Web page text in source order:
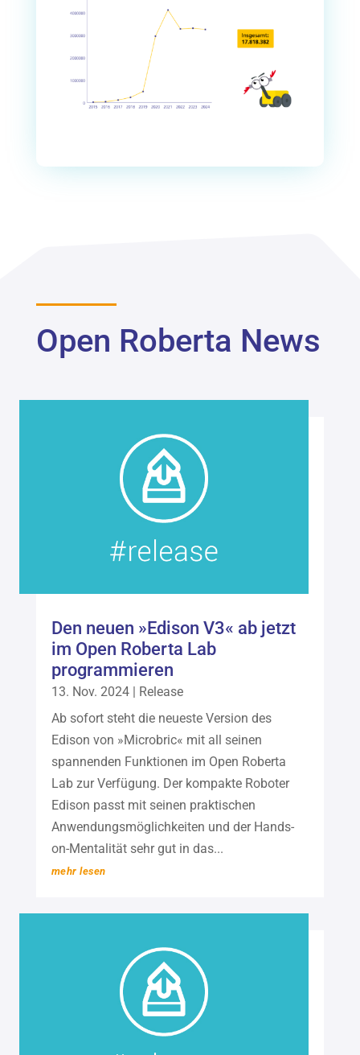
Open Roberta News
Den neuen »Edison V3« ab jetzt
im Open Roberta Lab
programmieren
13. Nov. 2024| Release
Ab sofort steht die neueste Version des
Edison von »Microbric« mit all seinen
spannenden Funktionen im Open Roberta
Lab zur Verfügung. Der kompakte Roboter
Edison passt mit seinen praktischen
Anwendungsmöglichkeiten und der Hands-
on-Mentalität sehr gut in das...
mehr lesen